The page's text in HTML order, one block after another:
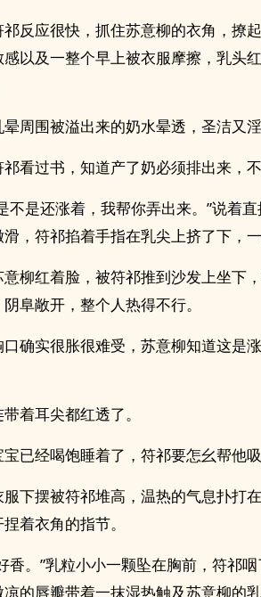
祁反应很快，抓住苏意柳的衣角，撩
感以及一整个早上被衣服摩擦，‍‍乳‌‎头‌‍
晕周围被溢出来的奶水晕透，圣洁又‌‎‎淫‌
祁看过书，知道产了奶必须排出来，
不是还涨着，我帮你弄出来。”说着
，符祁掐着手指在乳尖上挤了下，
意柳红着脸，被符祁推到沙发上坐下
阜‍敞开，整个人热得不行。
口确实很胀很难受，苏意柳知道这是
着耳尖都红透了。
宝已经喝饱睡着了，符祁要怎幺帮他
服下摆被符祁堆高，温热的气息扑打
着衣角的指节。
香。”乳粒小小一颗坠在胸前，符祁
凉的唇瓣带着一抹湿热触及苏意柳的乳